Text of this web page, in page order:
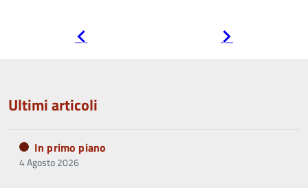
Ultimi articoli
In primo piano
4 Agosto 2026